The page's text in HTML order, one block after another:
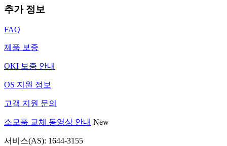
추가 정보
FAQ
제품 보증
OKI 보증 안내
OS 지원 정보
고객 지원 문의
소모품 교체 동영상 안내 New
서비스(AS): 1644-3155